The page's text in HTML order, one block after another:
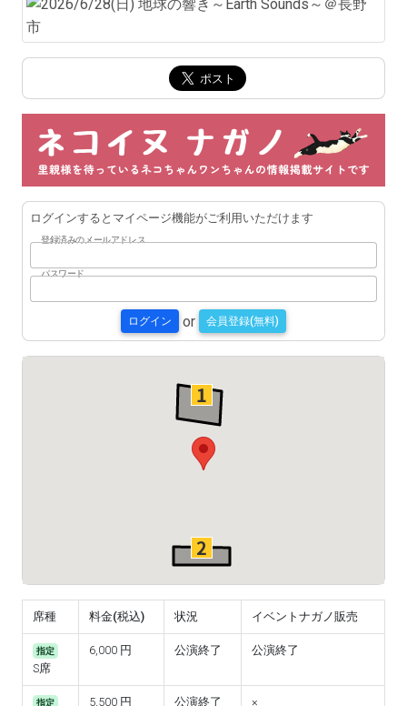
ログインするとマイページ機能がご利用いただけます
登録済みのメールアドレス
パスワード
ログイン or 会員登録(無料)
席種 料金(税込) 状況 イベントナガノ販売
指定
S席
6,000 円 公演終了 公演終了
指定 5,500 円 公演終了 ×